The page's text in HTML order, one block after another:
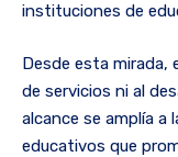
instituciones de
Desde esta mirada,
de servicios ni al
alcance se amplía a
educativos que